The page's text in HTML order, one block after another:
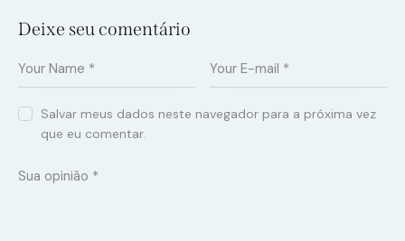
Deixe seu comentário
Salvar meus dados neste navegador para a próxima vez
que eu comentar.